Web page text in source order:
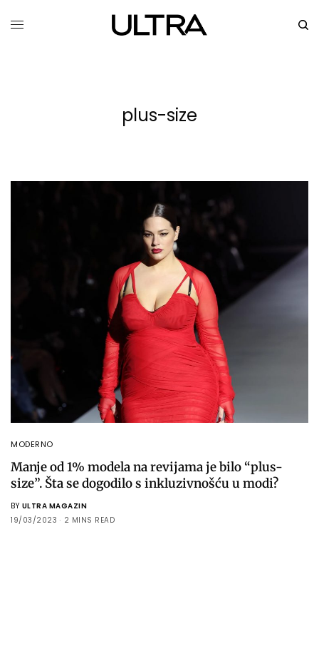
plus-size
MODERNO
Manje od 1% modela na revijama je bilo “plus-
size”. Šta se dogodilo s inkluzivnošću u modi?
BY ULTRA MAGAZIN
19/03/2023
2 MINS READ